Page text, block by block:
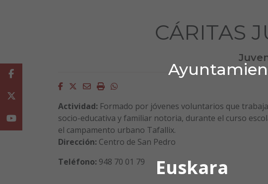
Euskara
CÁRITAS
Facebook
Twitter
EmailImprimirWhatsapp
Actividad: Formado por jóvenes voluntarios que
socio-educativa y familiar notoria, durante el curso
el campamento urbano Tafallix.
Dirección: Centro de San Pedro
Teléfono: 948 70 01 79
Facebook
Youtube